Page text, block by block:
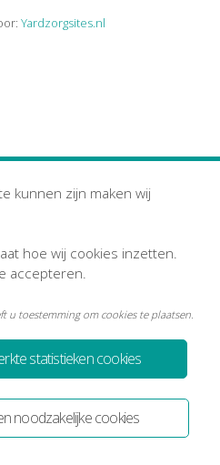
Yardzorgsites.nl
noodzakelijke cookies
statistieken cookies
kunnen zijn maken wij
hoe wij cookies inzetten.
accepteren.
u toestemming om cookies te plaatsen.